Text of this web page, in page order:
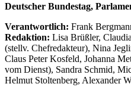
Deutscher Bundestag,
Verantwortlich: Frank
Redaktion: Lisa Brüßler,
(stellv. Chefredakteur), Nina
Claus Peter Kosfeld, Johanna
vom Dienst), Sandra Schmid,
Helmut Stoltenberg, Alexander